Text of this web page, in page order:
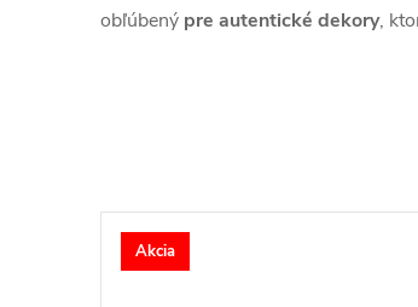
obľúbený pre autentické dekory,
Akcia